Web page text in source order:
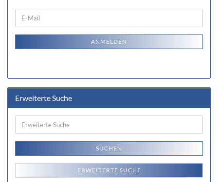
ZURE-
Mail
ANMELDEN
Erweiterte Suche
Suche
SUCHEN
ERWEITERTE SUCHE